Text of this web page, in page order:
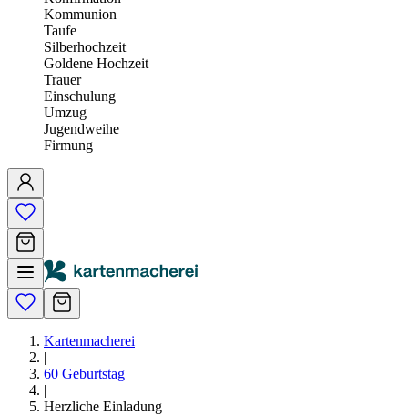
Kommunion
Taufe
Silberhochzeit
Goldene Hochzeit
Trauer
Einschulung
Umzug
Jugendweihe
Firmung
Kartenmacherei
|
60 Geburtstag
|
Herzliche Einladung